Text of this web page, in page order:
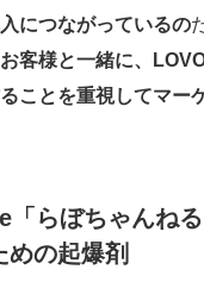
につながっているの
お客様と一緒に、
ことを重視してマー
「らぼちゃんね
めの起爆剤